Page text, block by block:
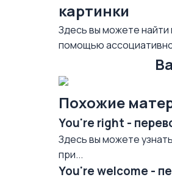
картинки
Здесь вы можете
помощью
Похожие
You're right -
Здесь вы можете
при...
You're welcome -